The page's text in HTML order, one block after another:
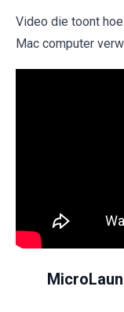
Video die toont
Mac computer